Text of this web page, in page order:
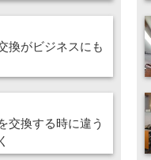
換がビジネスにも
交換する時に違う